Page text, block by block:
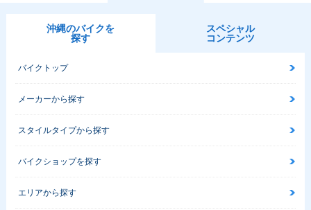
沖縄のバイクを
探す
スペシャル
コンテンツ
バイクトップ
メーカーから探す
スタイルタイプから探す
バイクショップを探す
エリアから探す